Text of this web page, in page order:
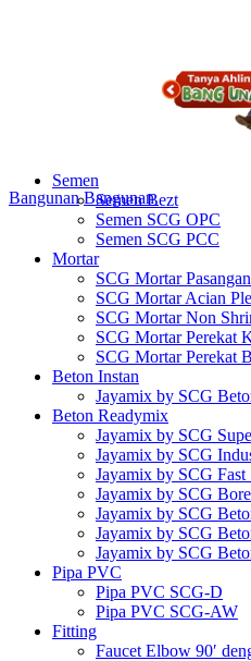
Bangunan Bangunan
Semen
Semen Bezt
Semen SCG OPC
Semen SCG PCC
Mortar
SCG Mortar
SCG Mortar Acian
SCG Mortar Non
SCG Mortar Perekat
SCG Mortar Perekat
Beton Instan
Jayamix by SCG
Beton Readymix
Jayamix by SCG
Jayamix by SCG
Jayamix by SCG Fast
Jayamix by SCG
Jayamix by SCG
Jayamix by SCG
Jayamix by SCG
Pipa PVC
Pipa PVC SCG-D
Pipa PVC SCG-AW
Fitting
Faucet Elbow 90′